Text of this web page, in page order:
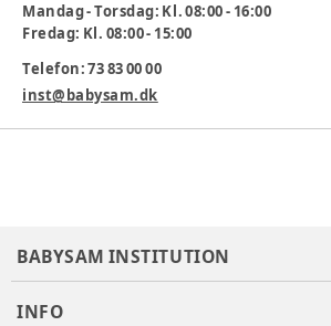
med skorist.
Variabel indv. mål i hvert rum: 250/300mm.
Varenummer:237688
Mandag - Torsdag: Kl. 08:00 - 16:00
Fredag: Kl. 08:00 - 15:00
Telefon: 73 83 00 00
inst@babysam.dk
BABYSAM INSTITUTION
INFO